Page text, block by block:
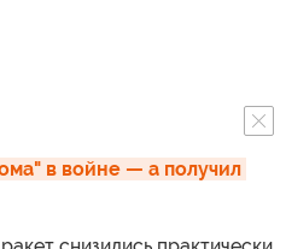
в войне — а получил